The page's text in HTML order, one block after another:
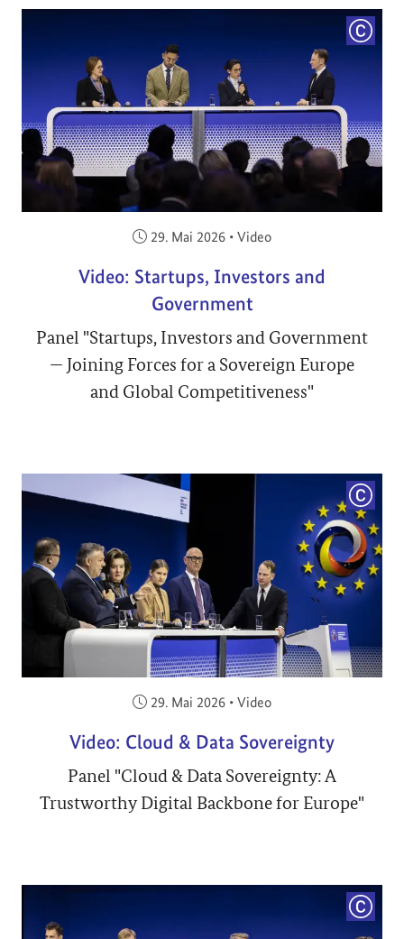
Veröffentlicht am:
29. Mai 2026 • Video
Video: Startups, Investors and
Government
Panel "Startups, Investors and Government
— Joining Forces for a Sovereign Europe
and Global Competitiveness"
Veröffentlicht am:
29. Mai 2026 • Video
Video: Cloud & Data Sovereignty
Panel "Cloud & Data Sovereignty: A
Trustworthy Digital Backbone for Europe"